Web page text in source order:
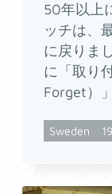
50年以上
ッチは、
に戻りま
に「取り
Forget）
Sweden